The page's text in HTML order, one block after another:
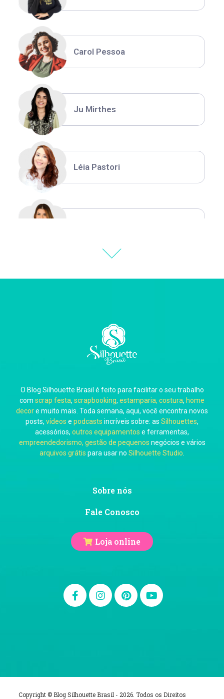
Carol Pessoa
Ju Mirthes
Léia Pastori
Carla Eschberger
Carol Pessoa
Ju Mirthes
O Blog Silhouette Brasil é feito para facilitar o seu trabalho
com scrap festa, scrapbooking, estamparia, costura, home
decore muito mais. Toda semana, aqui, você encontra novos
posts, vídeos e podcasts incríveis sobre: as Silhouettes,
acessórios, outros equipamentos e ferramentas,
empreendedorismo, gestão de pequenos negócios e vários
arquivos grátis para usar no Silhouette Studio
Sobre nós
Fale Conosco
Loja online
Copyright © Blog Silhouette Brasil - 2026. Todos os Direitos